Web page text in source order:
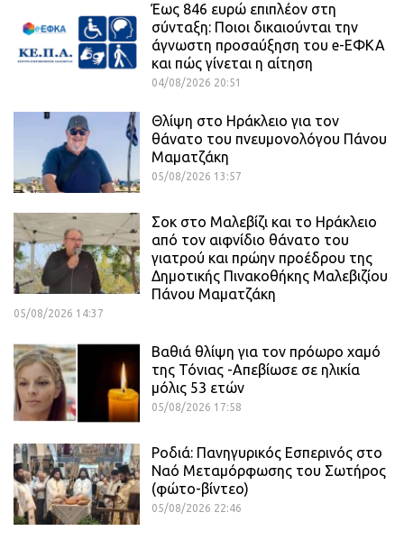
Έως 846 ευρώ επιπλέον στη
σύνταξη: Ποιοι δικαιούνται την
άγνωστη προσαύξηση του e-ΕΦΚΑ
και πώς γίνεται η αίτηση
04/08/2026 20:51
Θλίψη στο Ηράκλειο για τον
θάνατο του πνευμονολόγου Πάνου
Μαματζάκη
05/08/2026 13:57
Σοκ στο Μαλεβίζι και το Ηράκλειο
από τον αιφνίδιο θάνατο του
γιατρού και πρώην προέδρου της
Δημοτικής Πινακοθήκης Μαλεβιζίου
Πάνου Μαματζάκη
05/08/2026 14:37
Βαθιά θλίψη για τον πρόωρο χαμό
της Τόνιας -Απεβίωσε σε ηλικία
μόλις 53 ετών
05/08/2026 17:58
Ροδιά: Πανηγυρικός Εσπερινός στο
Ναό Μεταμόρφωσης του Σωτήρος
(φώτο-βίντεο)
05/08/2026 22:46